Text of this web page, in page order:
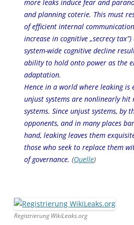
more leaks induce fear and
and planning coterie. This must
of efficient internal
increase in cognitive „secrecy
system-wide cognitive decline
ability to hold onto power as the
adaptation.
Hence in a world where leaking is
unjust systems are nonlinearly hit
systems. Since unjust systems, by
opponents, and in many places
hand, leaking leaves them
those who seek to replace them
of governance. (Quelle)
Registrierung WikiLeaks.org